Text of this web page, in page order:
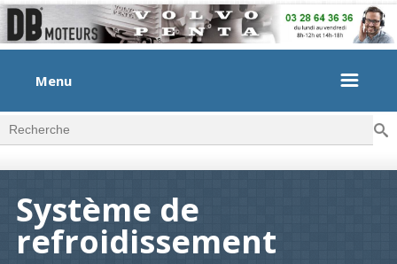
Menu
Formulaire de recherche
Système de
refroidissement